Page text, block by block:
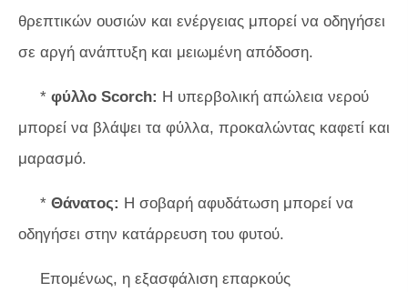
θρεπτικών ουσιών και ενέργειας μπορεί να οδηγήσει
σε αργή ανάπτυξη και μειωμένη απόδοση.
* φύλλο Scorch: Η υπερβολική απώλεια νερού
μπορεί να βλάψει τα φύλλα, προκαλώντας καφετί και
μαρασμό.
* Θάνατος: Η σοβαρή αφυδάτωση μπορεί να
οδηγήσει στην κατάρρευση του φυτού.
Επομένως, η εξασφάλιση επαρκούς